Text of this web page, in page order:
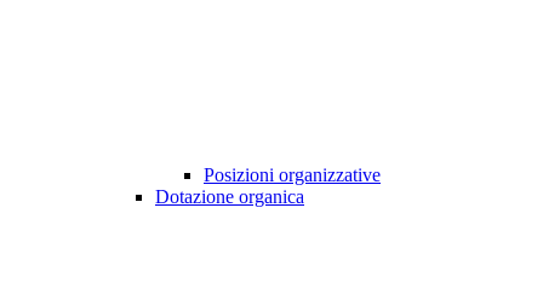
Posizioni organizzative
Dotazione organica